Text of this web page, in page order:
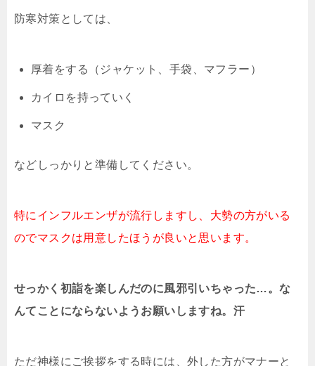
防寒対策としては、
厚着をする（ジャケット、手袋、マフラー）
カイロを持っていく
マスク
などしっかりと準備してください。
特にインフルエンザが流行しますし、大勢の方がいる
のでマスクは用意したほうが良いと思います。
せっかく初詣を楽しんだのに風邪引いちゃった…。な
んてことにならないようお願いしますね。汗
ただ神様にご挨拶をする時には、外した方がマナーと